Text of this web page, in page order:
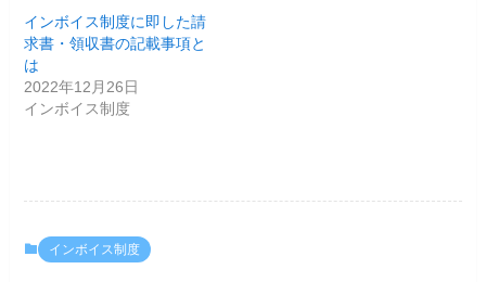
インボイス制度に即した請
求書・領収書の記載事項と
は
2022年12月26日
インボイス制度
インボイス制度